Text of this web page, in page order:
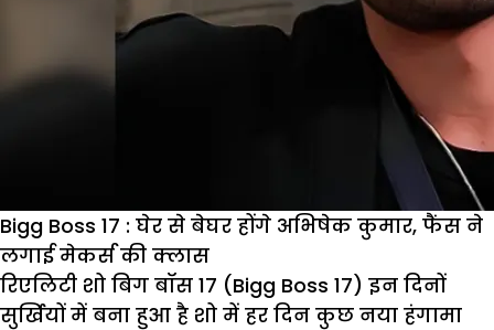
Bigg Boss 17 : घेर से बेघर होंगे अभिषेक कुमार, फैंस ने
लगाई मेकर्स की क्लास
रिएलिटी शो बिग बॉस 17 (Bigg Boss 17) इन दिनों
सुर्खियों में बना हुआ है शो में हर दिन कुछ नया हंगामा